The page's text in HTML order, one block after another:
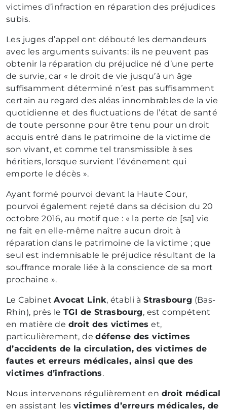
victimes d’infraction en réparation des préjudices
subis.
Les juges d’appel ont débouté les demandeurs
avec les arguments suivants: ils ne peuvent pas
obtenir la réparation du préjudice né d’une perte
de survie, car « le droit de vie jusqu’à un âge
suffisamment déterminé n’est pas suffisamment
certain au regard des aléas innombrables de la vie
quotidienne et des fluctuations de l’état de santé
de toute personne pour être tenu pour un droit
acquis entré dans le patrimoine de la victime de
son vivant, et comme tel transmissible à ses
héritiers, lorsque survient l’événement qui
emporte le décès ».
Ayant formé pourvoi devant la Haute Cour,
pourvoi également rejeté dans sa décision du 20
octobre 2016, au motif que : « la perte de [sa] vie
ne fait en elle-même naître aucun droit à
réparation dans le patrimoine de la victime ; que
seul est indemnisable le préjudice résultant de la
souffrance morale liée à la conscience de sa mort
prochaine ».
Le CabinetAvocat Link, établi àStrasbourg (Bas-
Rhin), près leTGI de Strasbourg, est compétent
en matière de droit des victimes et,
particulièrement, dedéfense des victimes
d’accidents de la circulation, des victimes de
fautes et erreurs médicales, ainsi que des
victimes d’infractions.
Nous intervenons régulièrement en droit médical
en assistant les victimes d’erreurs médicales, de